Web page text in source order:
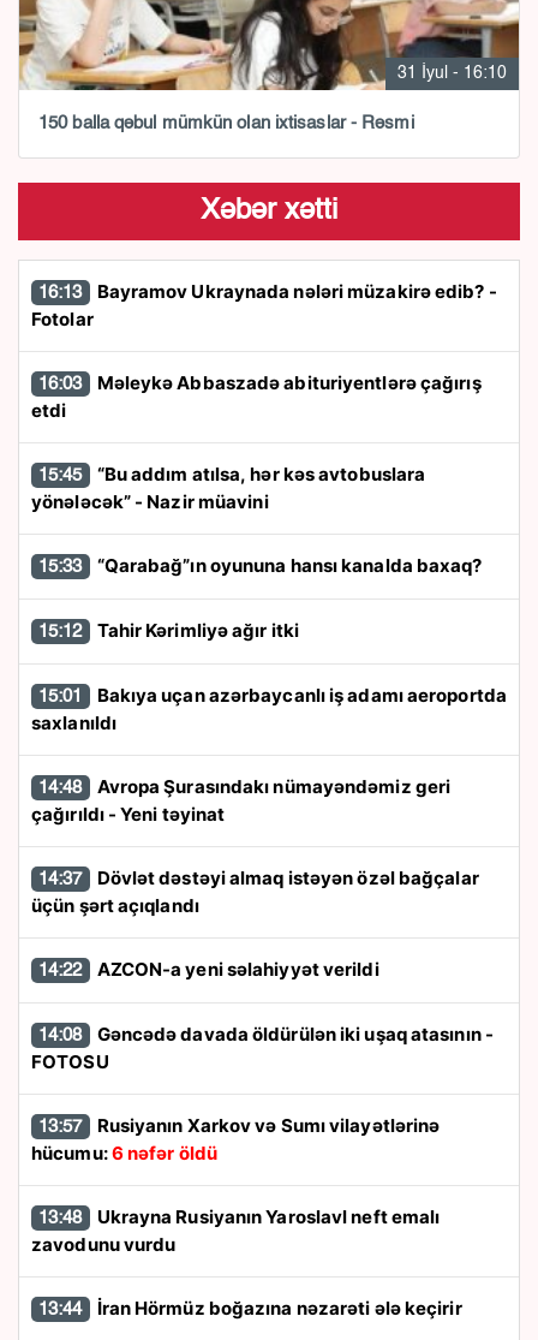
31 İyul - 16:10
150 balla qəbul mümkün olan ixtisaslar - Rəsmi
Xəbər xətti
16:13
Fotolar
16:03
etdi
15:45
yönələcək” - Nazir müavini
15:33 “Qarabağ”ın oyununa hansı kanalda baxaq?
15:12 Tahir Kərimliyə ağır itki
15:01
saxlanıldı
14:48
çağırıldı - Yeni təyinat
14:37
üçün şərt açıqlandı
14:22 AZCON-a yeni səlahiyyət verildi
14:08
FOTOSU
13:57
hücumu:6 nəfər öldü
13:48
zavodunu vurdu
13:44 İran Hörmüz boğazına nəzarəti ələ keçirir